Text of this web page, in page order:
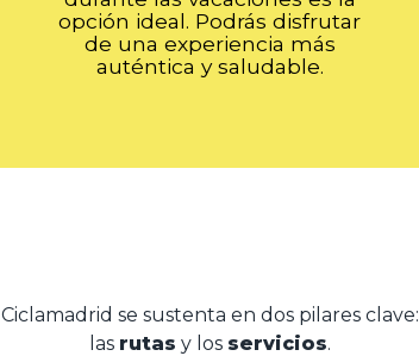
opción ideal. Podrás disfrutar
de una experiencia más
auténtica y saludable.
Ciclamadrid se sustenta en dos pilares clave:
las rutas y los servicios.